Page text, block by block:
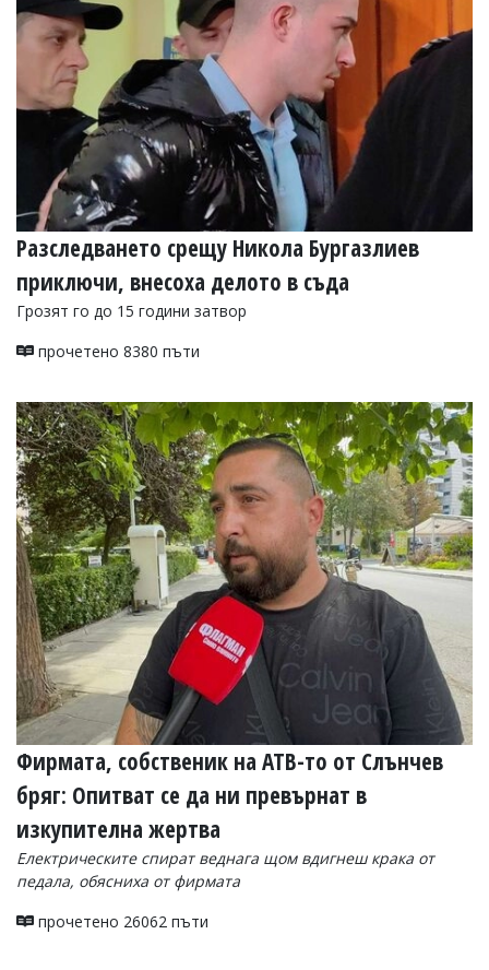
Разследването срещу Никола Бургазлиев
приключи, внесоха делото в съда
Грозят го до 15 години затвор
прочетено 8380 пъти
Фирмата, собственик на АТВ-то от Слънчев
бряг: Опитват се да ни превърнат в
изкупителна жертва
Електрическите спират веднага щом вдигнеш крака от
педала, обясниха от фирмата
прочетено 26062 пъти